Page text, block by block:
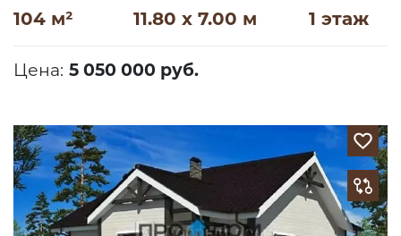
104 м² 11.80 x 7.00 м 1 этаж
Цена: 5 050 000 руб.